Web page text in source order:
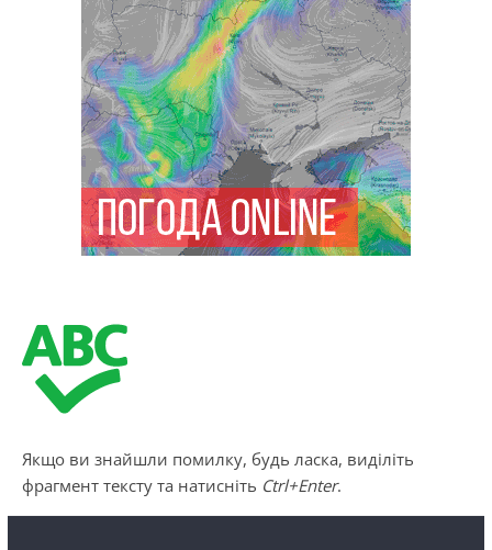
Якщо ви знайшли помилку, будь ласка, виділіть
фрагмент тексту та натисніть Ctrl+Enter.